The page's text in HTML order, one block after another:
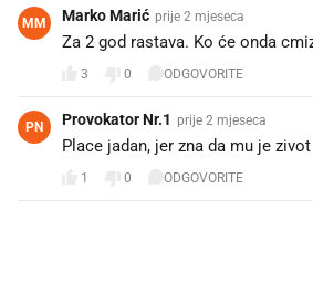
MM Marko Marić prije 2 mjeseca
Za 2 god rastava. Ko će onda
3 0 ODGOVORITE
PN Provokator Nr.1 prije 2 mjeseca
Place jadan, jer zna da mu je
1 0 ODGOVORITE